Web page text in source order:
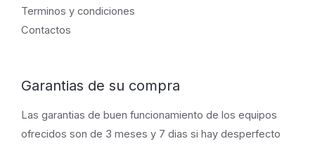
Terminos y condiciones
Contactos
Garantias de su compra
Las garantias de buen funcionamiento de los equipos
ofrecidos son de 3 meses y 7 dias si hay desperfecto